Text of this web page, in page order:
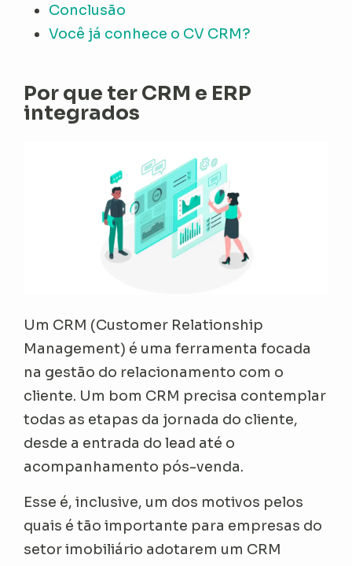
Conclusão
Você já conhece o CV CRM?
Por que ter CRM e ERP
integrados
Um CRM (Customer Relationship
Management) é uma ferramenta focada
na gestão do relacionamento com o
cliente. Um bom CRM precisa contemplar
todas as etapas da jornada do cliente,
desde a entrada do lead até o
acompanhamento pós-venda.
Esse é, inclusive, um dos motivos pelos
quais é tão importante para empresas do
setor imobiliário adotarem um CRM